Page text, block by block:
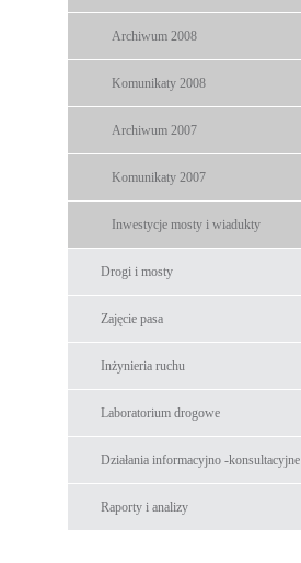
Archiwum 2008
Komunikaty 2008
Archiwum 2007
Komunikaty 2007
Inwestycje mosty i wiadukty
Drogi i mosty
Zajęcie pasa
Inżynieria ruchu
Laboratorium drogowe
Działania informacyjno -konsultacyjne
Raporty i analizy